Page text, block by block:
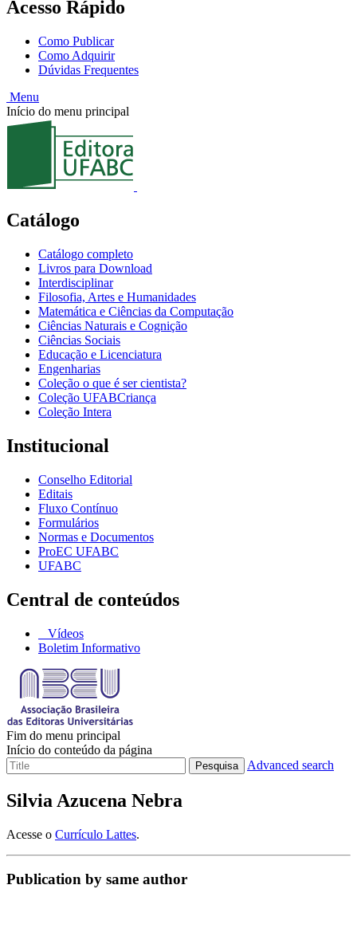
Acesso Rápido
Como Publicar
Como Adquirir
Dúvidas Frequentes
Menu
Início do menu principal
Catálogo
Catálogo completo
Livros para Download
Interdisciplinar
Filosofia, Artes e Humanidades
Matemática e Ciências da Computação
Ciências Naturais e Cognição
Ciências Sociais
Educação e Licenciatura
Engenharias
Coleção o que é ser cientista?
Coleção UFABCriança
Coleção Intera
Institucional
Conselho Editorial
Editais
Fluxo Contínuo
Formulários
Normas e Documentos
ProEC UFABC
UFABC
Central de conteúdos
Vídeos
Boletim Informativo
Fim do menu principal
Início do conteúdo da página
Pesquisa Advanced search
Silvia Azucena Nebra
Acesse o Currículo Lattes.
Publication by same author